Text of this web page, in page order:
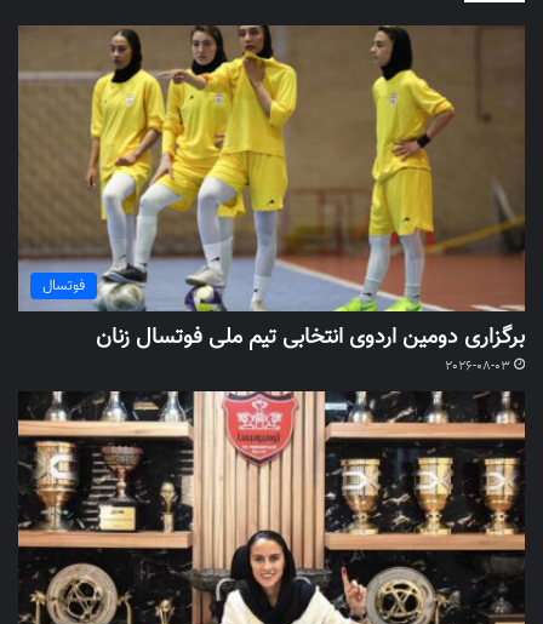
فوتسال
برگزاری دومین اردوی انتخابی تیم ملی فوتسال زنان
2026-08-03